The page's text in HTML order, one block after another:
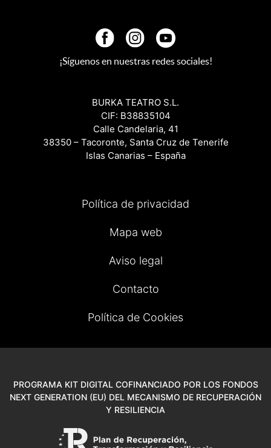
¡Síguenos en nuestras redes sociales!
BURKA TEATRO S.L.
CIF: B38835104
Calle Candelaria, 41
38350 – Tacoronte, Santa Cruz de Tenerife
Islas Canarias – España
Política de privacidad
Mapa web
Aviso legal
Contacto
Política de Cookies
PROGRAMA KIT DIGITAL COFINANCIADO POR LOS FONDOS
NEXT GENERATION (EU) DEL MECANISMO DE RECUPERACIÓN
Y RESILIENCIA